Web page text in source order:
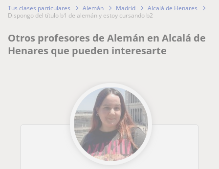
Tus clases particulares Alemán Madrid
Alcalá de Henares
dispongo del título b1 de alemán y estoy cursando b2
Otros profesores de Alemán en Alcalá de
Henares que pueden interesarte